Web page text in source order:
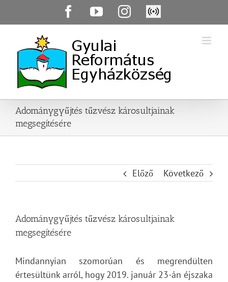
FacebookYouTubeInstagram
Élő
közvetítés
Adománygyűjtés tűzvész károsultjainak
megsegítésére
Előző Következő
Adománygyűjtés tűzvész károsultjainak
megsegítésére
Mindannyian szomorúan és megrendülten
értesültünk arról, hogy 2019. január 23-án éjszaka